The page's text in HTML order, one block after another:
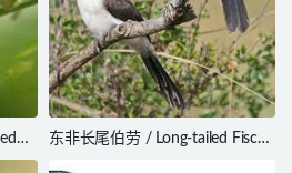
东非长尾伯劳 / Long-tailed Fiscal